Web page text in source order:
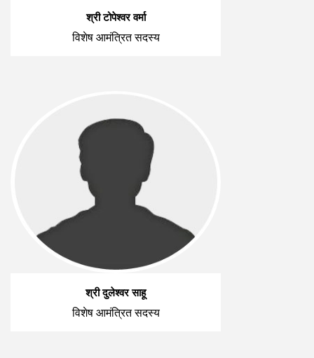
श्री टोपेश्वर वर्मा
विशेष आमंत्रित सदस्य
श्री दुलेश्वर साहू
विशेष आमंत्रित सदस्य